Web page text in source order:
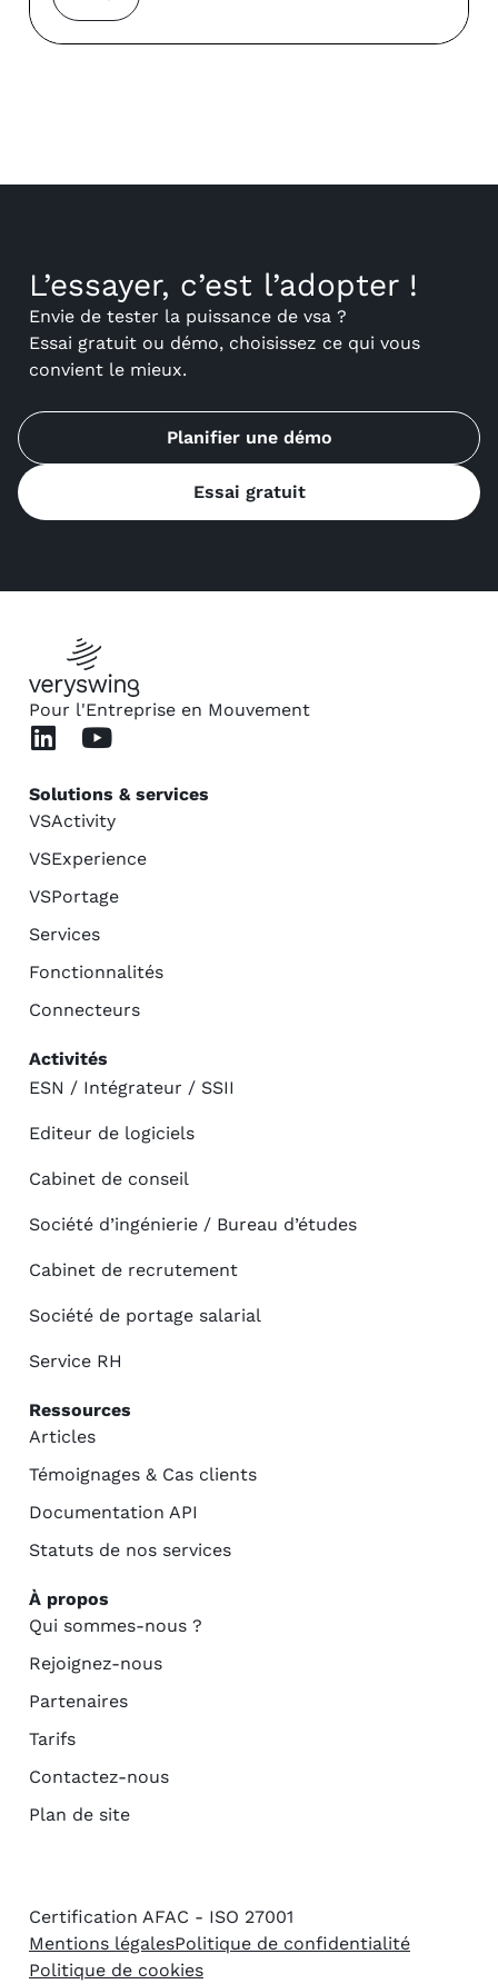
L’essayer, c’est l’adopter !
Envie de tester la puissance de vsa ?
Essai gratuit ou démo, choisissez ce qui vous
convient le mieux.
Planifier une démo
Essai gratuit
Pour l'Entreprise en Mouvement
Solutions & services
VSActivity
VSExperience
VSPortage
Services
Fonctionnalités
Connecteurs
Activités
ESN / Intégrateur / SSII
Editeur de logiciels
Cabinet de conseil
Société d’ingénierie / Bureau d’études
Cabinet de recrutement
Société de portage salarial
Service RH
Ressources
Articles
Témoignages & Cas clients
Documentation API
Statuts de nos services
À propos
Qui sommes-nous ?
Rejoignez-nous
Partenaires
Tarifs
Contactez-nous
Plan de site
Certification AFAC - ISO 27001
Mentions légalesPolitique de confidentialité
Politique de cookies